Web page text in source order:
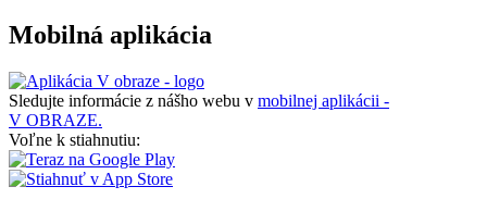
Mobilná aplikácia
Sledujte informácie z nášho webu v mobilnej aplikácii -
V OBRAZE.
Voľne k stiahnutiu: